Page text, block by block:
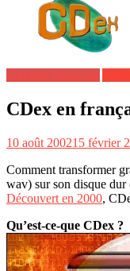
Actualité Musicale
CDex en
10 août 200215 février
Comment transformer
wav) sur son disque dur
Découvert en 2000,
Qu’est-ce-que CDex ?